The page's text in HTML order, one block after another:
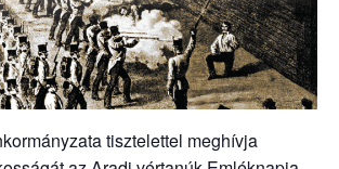
tisztelettel meghívja